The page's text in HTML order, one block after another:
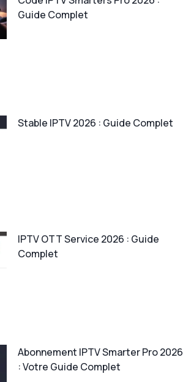
Guide Complet
Stable IPTV 2026 : Guide Complet
IPTV OTT Service 2026 : Guide
Complet
Abonnement IPTV Smarter Pro 2026
: Votre Guide Complet